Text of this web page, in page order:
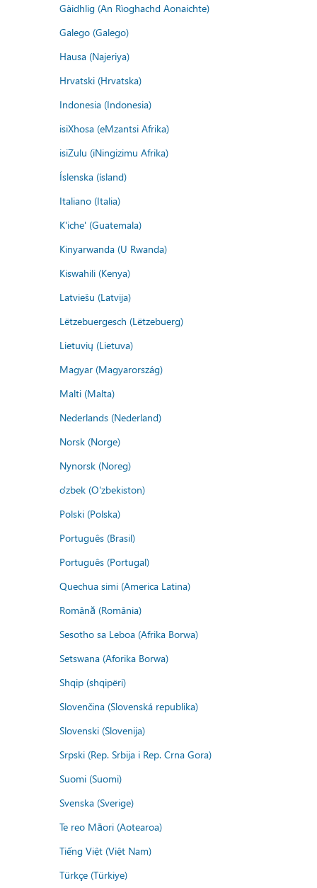
Gàidhlig (An Rìoghachd Aonaichte)
Galego (Galego)
Hausa (Najeriya)
Hrvatski (Hrvatska)
Indonesia (Indonesia)
isiXhosa (eMzantsi Afrika)
isiZulu (iNingizimu Afrika)
Íslenska (ísland)
Italiano (Italia)
K'iche' (Guatemala)
Kinyarwanda (U Rwanda)
Kiswahili (Kenya)
Latviešu (Latvija)
Lëtzebuergesch (Lëtzebuerg)
Lietuvių (Lietuva)
Magyar (Magyarország)
Malti (Malta)
Nederlands (Nederland)
Norsk (Norge)
Nynorsk (Noreg)
o'zbek (O'zbekiston)
Polski (Polska)
Português (Brasil)
Português (Portugal)
Quechua simi (America Latina)
Română (România)
Sesotho sa Leboa (Afrika Borwa)
Setswana (Aforika Borwa)
Shqip (shqipëri)
Slovenčina (Slovenská republika)
Slovenski (Slovenija)
Srpski (Rep. Srbija i Rep. Crna Gora)
Suomi (Suomi)
Svenska (Sverige)
Te reo Māori (Aotearoa)
Tiếng Việt (Việt Nam)
Türkçe (Türkiye)